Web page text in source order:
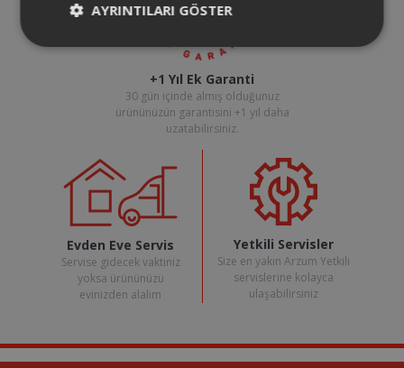
+1 Yıl Ek Garanti
30 gün içinde almış olduğunuz
ürününüzün garantisini +1 yıl daha
uzatabilirsiniz.
Evden Eve Servis
Servise gidecek vaktiniz
yoksa ürününüzü
evinizden alalım
Yetkili Servisler
Size en yakın Arzum Yetkili
servislerine kolayca
ulaşabilirsiniz
AYRINTILARI GÖSTER